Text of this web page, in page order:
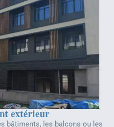
extérieur
bâtiments, les balcons ou les